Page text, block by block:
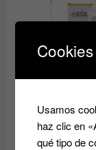
PACK
en
Cookies
Usamos
haz clic en
qué tipo de